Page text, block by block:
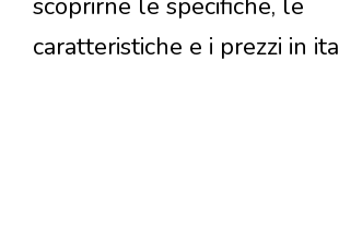
scoprirne le specifiche, le
caratteristiche e i prezzi in